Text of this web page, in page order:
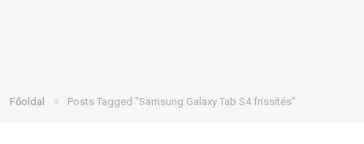
Főoldal » Posts Tagged "Samsung Galaxy Tab S4 frissítés"